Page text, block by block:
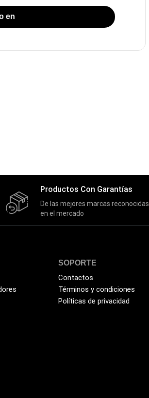
en
Productos Con Garantías
De las mejores marcas reconocidas
en el mercado
SOPORTE
Contactos
Términos y condiciones
Políticas de privacidad